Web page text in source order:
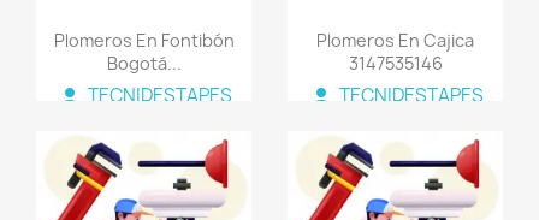
Plomeros En Fontibón
Bogotá...
person TECNIDESTAPES
Plomeros En Cajica
3147535146
person TECNIDESTAPES